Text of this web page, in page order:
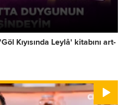
Kıyısında Leylâ' kitabını art-